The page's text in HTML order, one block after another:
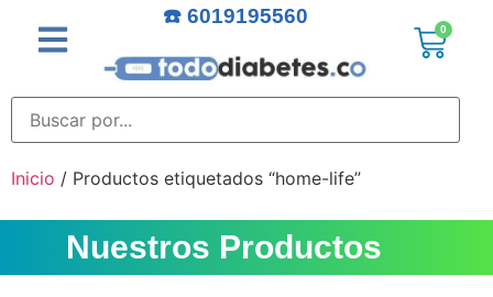
☎️ 6019195560
0
Inicio / Productos etiquetados “home-life”
Nuestros Productos